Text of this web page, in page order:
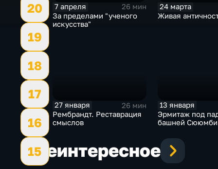
20
19
18
17
16
15
7 апреля
26 мин
За пределами "ученого
искусства"
24 марта
Живая
27 января
26 мин
Рембрандт. Реставрация
смыслов
13 января
Эрмитаж под
башней
Ещеинтересное